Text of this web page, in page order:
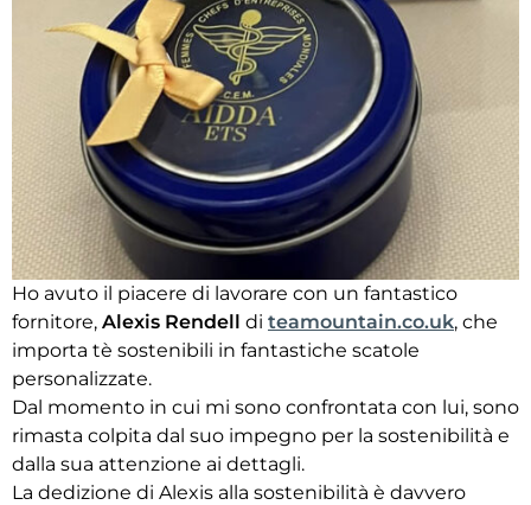
Ho avuto il piacere di lavorare con un fantastico
fornitore, Alexis Rendell di teamountain.co.uk, che
importa tè sostenibili in fantastiche scatole
personalizzate.
Dal momento in cui mi sono confrontata con lui, sono
rimasta colpita dal suo impegno per la sostenibilità e
dalla sua attenzione ai dettagli.
La dedizione di Alexis alla sostenibilità è davvero